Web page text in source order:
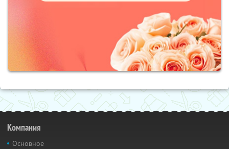
Компания
Основное